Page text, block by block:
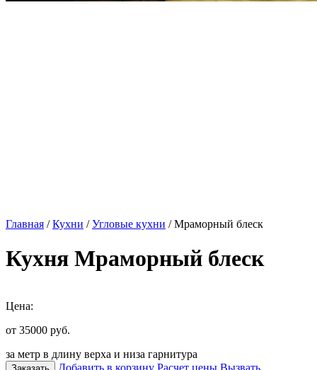
Главная /Кухни /Угловые кухни / Мраморный блеск
Кухня Мраморный блеск
Цена:
от 35000 руб.
за метр в длину верха и низа гарнитура
Добавить в корзину Расчет цены Вызвать